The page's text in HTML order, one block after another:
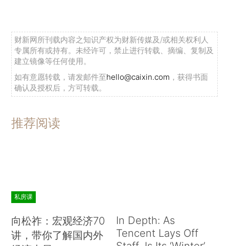
财新网所刊载内容之知识产权为财新传媒及/或相关权利人
专属所有或持有。未经许可，禁止进行转载、摘编、复制及
建立镜像等任何使用。
如有意愿转载，请发邮件至hello@caixin.com ，获得书面
确认及授权后，方可转载。
推荐阅读
私房课
向松祚：宏观经济70
讲，带你了解国内外
In Depth: As
Tencent Lays Off